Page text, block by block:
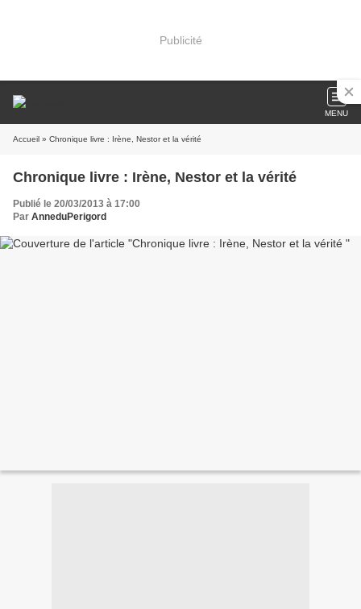
Publicité
MENU
Accueil » Chronique livre : Irène, Nestor et la vérité
Chronique livre : Irène, Nestor et la vérité
Publié le 20/03/2013 à 17:00
Par AnneduPerigord